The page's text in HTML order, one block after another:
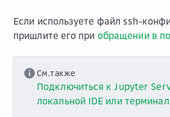
Если используете файл ssh-
пришлите его при обращении в
См.также
Подключиться к Jupyter
локальной IDE или